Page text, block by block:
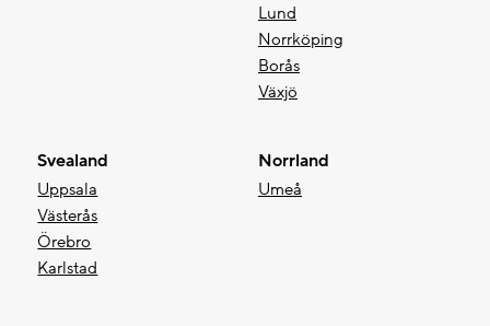
Lund
Norrköping
Borås
Växjö
Svealand
Uppsala
Västerås
Örebro
Karlstad
Norrland
Umeå